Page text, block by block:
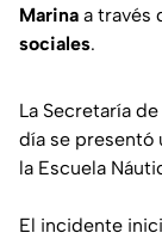
Marina a través
sociales.
La Secretaría
día se presentó
la Escuela
El incidente